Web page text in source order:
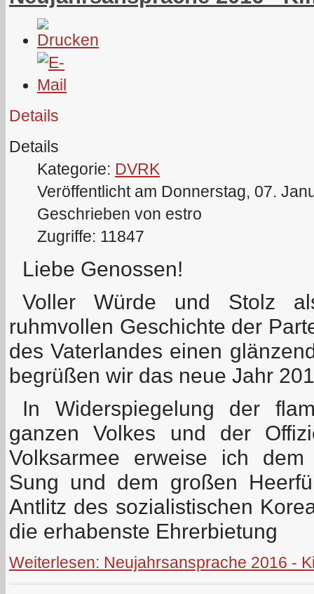
Details
Details
Kategorie: DVRK
Veröffentlicht am Donnerstag, 07.
Geschrieben von estro
Zugriffe: 11847
Liebe Genossen!
Voller Würde und Stolz
ruhmvollen Geschichte der
des Vaterlandes einen
begrüßen wir das neue Jahr
In Widerspiegelung der
ganzen Volkes und der
Volksarmee erweise ich
Sung und dem großen
Antlitz des sozialistischen
die erhabenste Ehrerbietung
Weiterlesen: Neujahrsansprache 2016 -